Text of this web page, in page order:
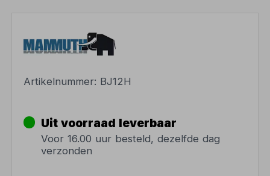
Artikelnummer: BJ12H
Uit voorraad leverbaar
Voor 16.00 uur besteld, dezelfde dag
verzonden